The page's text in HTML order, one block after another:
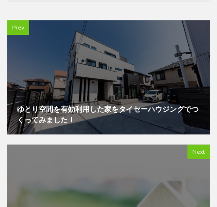
Prev
ゆとり空間を有効利用した家をタイセーハウジングでつ
くってみました！
Next